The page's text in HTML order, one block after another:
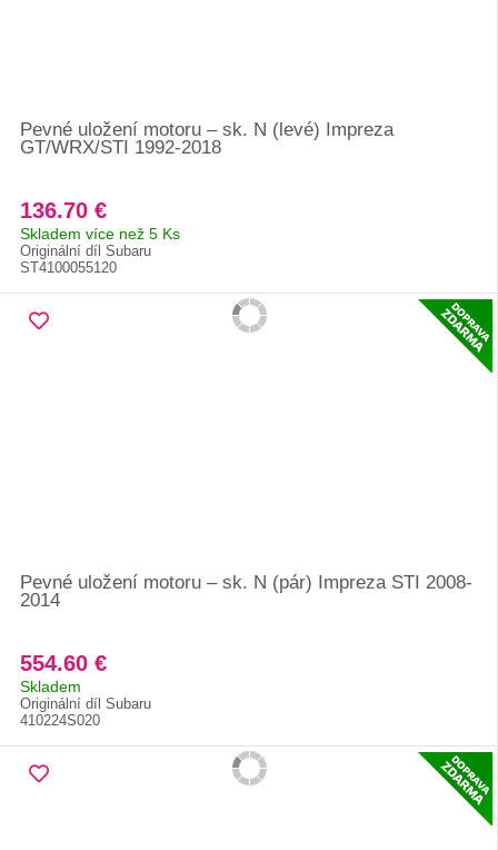
Pevné uložení motoru – sk. N (levé) Impreza
GT/WRX/STI 1992-2018
136.70 €
Skladem více než 5 Ks
Originální díl Subaru
ST4100055120
Pevné uložení motoru – sk. N (pár) Impreza STI 2008-
2014
554.60 €
Skladem
Originální díl Subaru
410224S020